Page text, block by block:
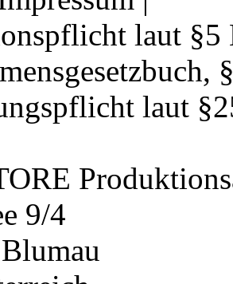
laut §5
laut
9/4